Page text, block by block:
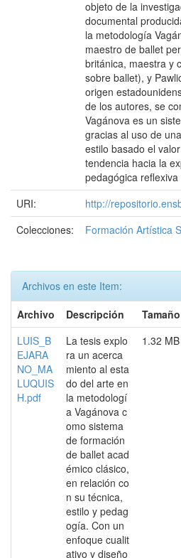
objeto de la
documental
la metodología
maestro de ballet
británica, maestra y
sobre ballet), y
origen
de los autores, se
Vagánova es un
gracias al uso de
estilo basado el
tendencia hacia la
pedagógica
URI:
http://
Colecciones:
Formación Artística
Archivos en este Item:
Archivo
Descripción Tamaño
LUIS_B
EJARA
NO_MA
LUQUIS
H.pdf
La tesis explo
ra un acerca
miento al esta
do del arte en
la metodologí
a Vagánova c
omo sistema
de formación
de ballet acad
émico clásico,
en relación co
n su técnica,
estilo y pedag
ogía. Con un
enfoque cualit
ativo y diseño
1.32 MB